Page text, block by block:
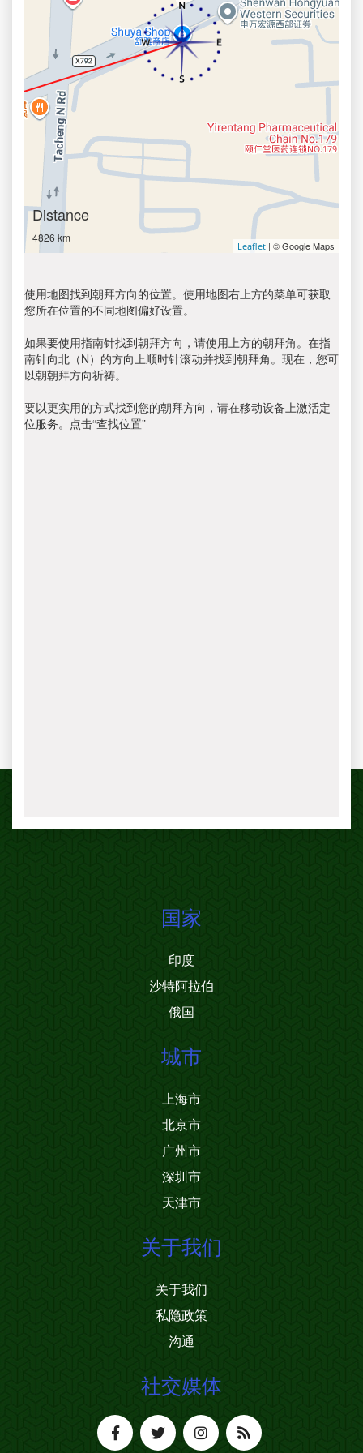
Distance
4826 km
Leaflet | © Google Maps
使用地图找到朝拜方向的位置。使用地图右上方的菜单可获取
您所在位置的不同地图偏好设置。
如果要使用指南针找到朝拜方向，请使用上方的朝拜角。在指
南针向北（N）的方向上顺时针滚动并找到朝拜角。现在，您可
以朝朝拜方向祈祷。
要以更实用的方式找到您的朝拜方向，请在移动设备上激活定
位服务。点击“查找位置”
国家
印度
沙特阿拉伯
俄国
城市
上海市
北京市
广州市
深圳市
天津市
关于我们
关于我们
私隐政策
沟通
社交媒体